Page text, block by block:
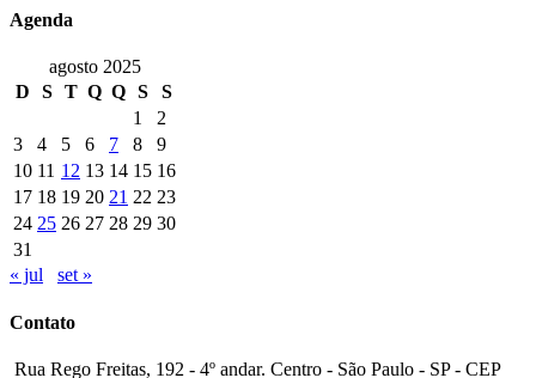
Agenda
agosto 2025
D
S T Q Q S
S
1
2
3
4 5 6 7 8
9
10 11 12 13 14 15 16
17 18 19 20 21 22 23
24 25 26 27 28 29 30
31
« jul
set »
Contato
Rua Rego Freitas, 192 - 4º andar. Centro - São Paulo - SP - CEP